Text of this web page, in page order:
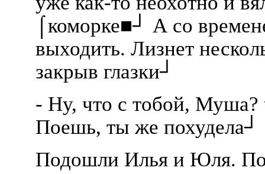
⌠коморке■┘ А со
выходить. Лизнет
закрыв глазки┘
- Ну, что с тобой, Муша?
Поешь, ты же похудела┘
Подошли Илья и Юля.